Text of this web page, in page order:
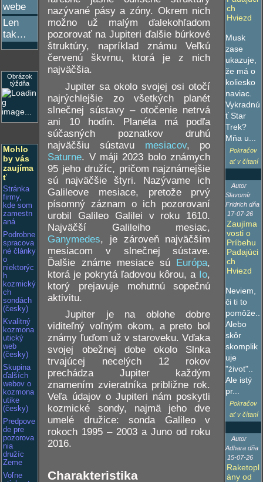
webe
Len
tak…
Obrázok
týždňa
Mohlo
by vás
zaujíma
ť
Stránka
firmy,
kde som
zamestn
aná
Podrobne
spracova
né články
o
niektorýc
h
kozmický
ch
sondách
(česky)
Kvalitný
kozmona
utický
web
(česky)
Skupina
ďalších
webov o
kozmona
utike
(česky)
Predpove
de pre
pozorova
nia
družíc
Zeme
Voľne
nazývané pásy a zóny. Okrem nich
možno už malým ďalekohľadom
pozorovať na Jupiteri ďalšie búrkové
štruktúry, napríklad známu Veľkú
červenú škvrnu, ktorá je z nich
najväčšia.
Jupiter sa okolo svojej osi otočí
najrýchlejšie zo všetkých planét
slnečnej sústavy – otočenie netrvá
ani 10 hodín. Planéta má podľa
súčasných poznatkov druhú
najväčšiu sústavu mesiacov, po
Saturne. V máji 2023 bolo známych
95 jeho družíc, pričom najznámejšie
sú najväčšie štyri. Nazývame ich
Galileove mesiace, pretože prvý
písomný záznam o ich pozorovaní
urobil Galileo Galilei v roku 1610.
Najväčší Galileiho mesiac,
Ganymedes, je zároveň najväčším
mesiacom v slnečnej sústave.
Ďalšie známe mesiace sú Európa,
ktorá je pokrytá ľadovou kôrou, a Io,
ktorý prejavuje mohutnú sopečnú
aktivitu.
Jupiter je na oblohe dobre
viditeľný voľným okom, a preto bol
známy ľuďom už v staroveku. Vďaka
svojej obežnej dobe okolo Slnka
trvajúcej necelých 12 rokov
prechádza Jupiter každým
znamením zvieratníka približne rok.
Veľa údajov o Jupiteri nám poskytli
kozmické sondy, najmä jeho dve
umelé družice: sonda Galileo v
rokoch 1995 – 2003 a Juno od roku
2016.
Charakteristika
ch
Hviezd
Musk
zase
ukazuje,
že má o
koliesko
naviac.
Vykradnú
ť Star
Trek?
Mňa u...
Pokračov
ať v čítaní
Autor
Slavomír
Fridrich dňa
17-07-26
Zaujíma
vosti o
Príbehu
Padajúci
ch
Hviezd
Neviem,
či ti to
pomôže..
Alebo
skôr
skomplik
uje
"źivot"..
Ale istý
pr...
Pokračov
ať v čítaní
Autor
Adhara dňa
15-07-26
Raketopl
ány od